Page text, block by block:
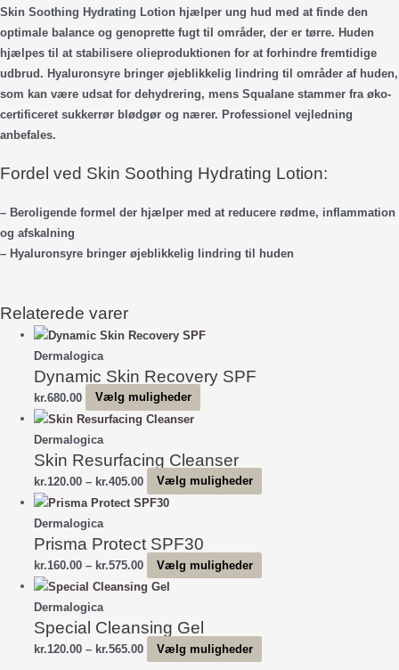
antal
Skin Soothing Hydrating Lotion hjælper ung hud med at finde den
optimale balance og genoprette fugt til områder, der er tørre. Huden
hjælpes til at stabilisere olieproduktionen for at forhindre fremtidige
udbrud. Hyaluronsyre bringer øjeblikkelig lindring til områder af huden,
som kan være udsat for dehydrering, mens Squalane stammer fra øko-
certificeret sukkerrør blødgør og nærer. Professionel vejledning
anbefales.
Fordel ved Skin Soothing Hydrating Lotion:
– Beroligende formel der hjælper med at reducere rødme, inflammation
og afskalning
– Hyaluronsyre bringer øjeblikkelig lindring til huden
Relaterede varer
Dermalogica
Dynamic Skin Recovery SPF
kr.680.00 Vælg muligheder
flere
varianter.
Mulighederne
vælges
på
varesiden
Dermalogica
Skin Resurfacing Cleanser
kr.120.00 – kr.405.00Prisinterval:
kr.120.00
kr.405.00
Vælg muligheder
varesiden
Dermalogica
Prisma Protect SPF30
kr.160.00 – kr.575.00Prisinterval:
kr.160.00
kr.575.00
Vælg muligheder
Dermalogica
Special Cleansing Gel
kr.120.00 – kr.565.00Prisinterval:
Vælg muligheder